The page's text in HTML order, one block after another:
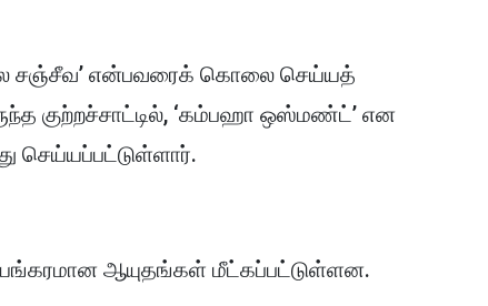
சஞ்சீவ’ என்பவரைக் கொலை செய்யத்
குற்றச்சாட்டில், ‘கம்பஹா ஒஸ்மண்ட்’ என
பயங்கரமான ஆயுதங்கள் மீட்கப்பட்டுள்ளன.